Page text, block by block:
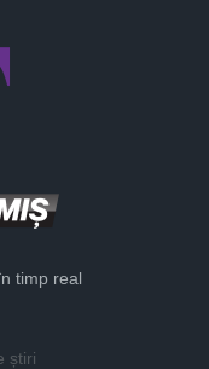
timp real
știri